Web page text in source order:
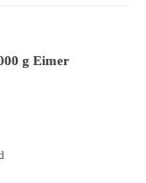
g Eimer